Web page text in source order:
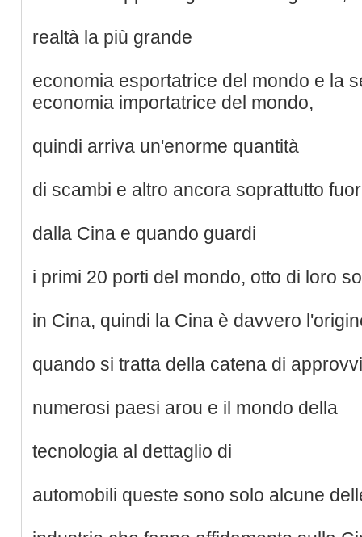
realtà la più grande
economia esportatrice del mondo e la
economia importatrice del mondo,
quindi arriva un'enorme quantità
di scambi e altro ancora soprattutto
dalla Cina e quando guardi
i primi 20 porti del mondo, otto di loro
in Cina, quindi la Cina è davvero
quando si tratta della catena di
numerosi paesi arou e il mondo della
tecnologia al dettaglio di
automobili queste sono solo alcune